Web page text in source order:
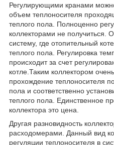
Регулирующими кранами
объем теплоносителя
теплого пола. Полноценно
коллекторами не получиться.
систему, где отопительный
теплого пола. Регулировка
происходит за счет
котле.Таким коллектором
прохождение теплоносителя
пола и соответственно
теплого пола. Единственное
коллектора это цена.
Другая разновидность
расходомерами. Данный вид
регуляции теплоносителя в